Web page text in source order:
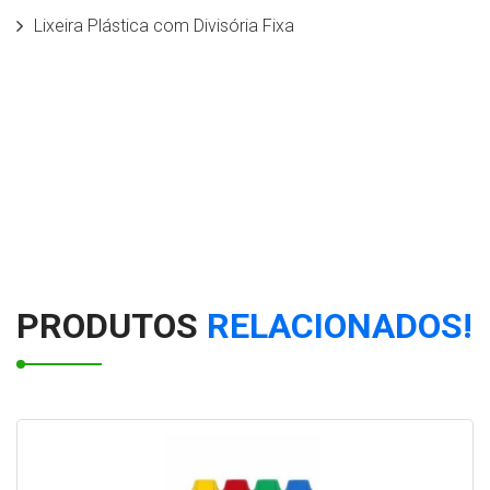
Lixeira Plástica com Divisória Fixa
Conjunto de Lixeiras para coleta seletiva com Suporte
100 litros
Conjunto de lixeiras tampa vazada com base do chão
PRODUTOS RELACIONADOS!